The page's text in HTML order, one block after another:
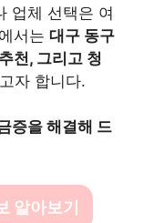
업체 선택은 여
서는 대구 동구
천, 그리고 청
자 합니다.
증을 해결해 드
알아보기